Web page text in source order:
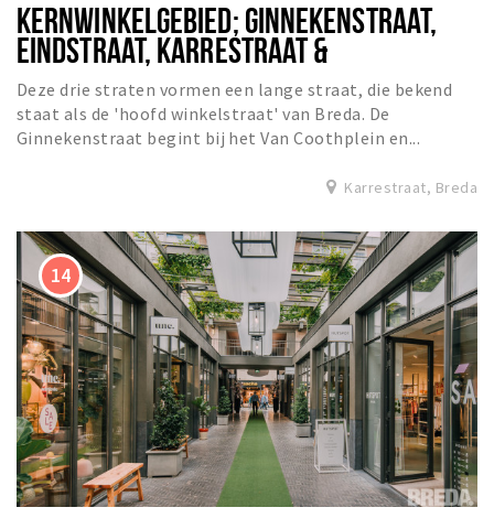
KERNWINKELGEBIED; GINNEKENSTRAAT,
EINDSTRAAT, KARRESTRAAT &
TORENSTRAAT
Deze drie straten vormen een lange straat, die bekend
staat als de 'hoofd winkelstraat' van Breda. De
Ginnekenstraat begint bij het Van Coothplein en...
Karrestraat, Breda